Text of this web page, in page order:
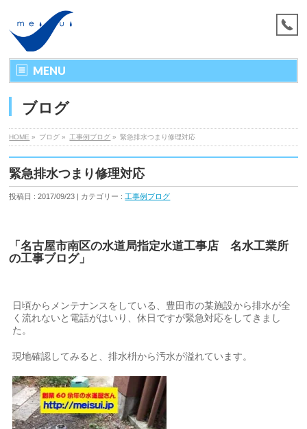
MENU
ブログ
HOME » ブログ » 工事例ブログ » 緊急排水つまり修理対応
緊急排水つまり修理対応
投稿日 : 2017/09/23 | カテゴリー : 工事例ブログ
「名古屋市南区の水道局指定水道工事店 名水工業所
の工事ブログ」
日頃からメンテナンスをしている、豊田市の某施設から排水が全
く流れないと電話がはいり、休日ですが緊急対応をしてきまし
た。
現地確認してみると、排水枡から汚水が溢れています。